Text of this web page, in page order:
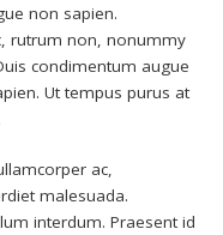
non sapien.
rutrum non, nonummy
condimentum augue
Ut tempus purus at
ac,
malesuada.
interdum. Praesent id